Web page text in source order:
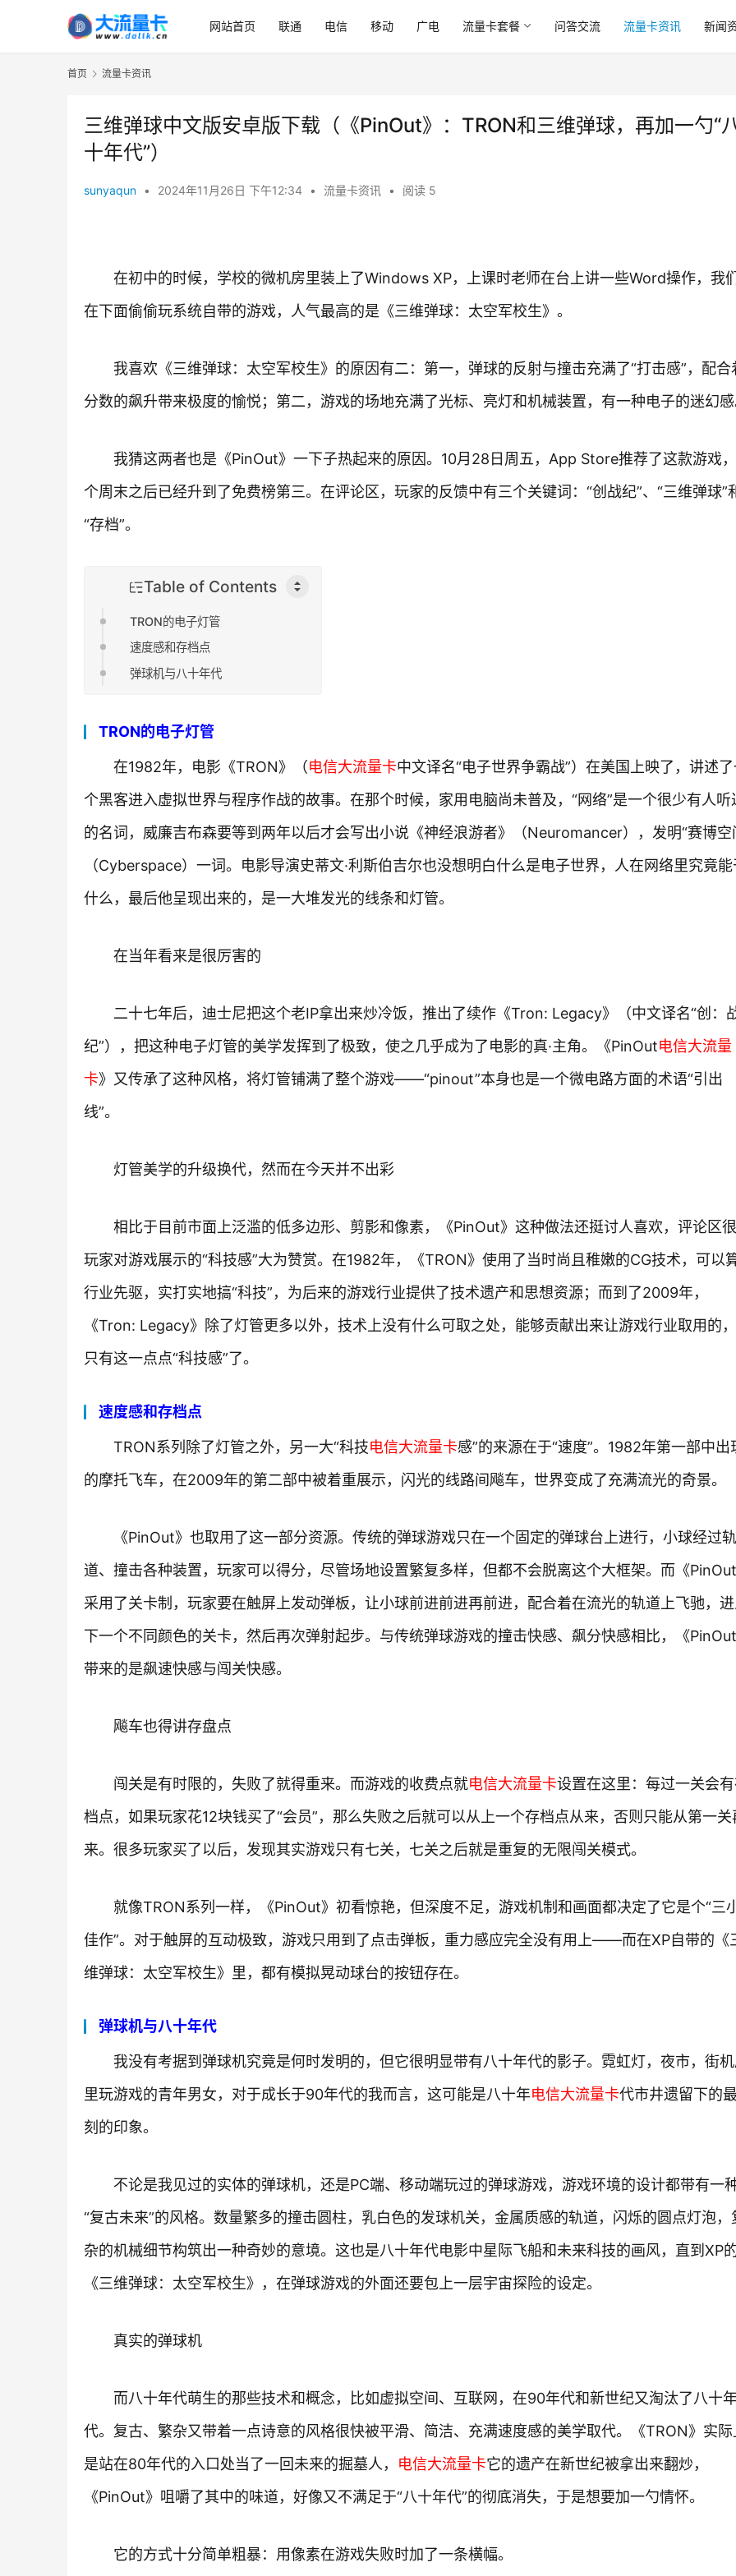
网站首页 联通 电信 移动 广电 流量卡套餐 问答交流 流量卡资讯 新闻
首页 流量卡资讯
三维弹球中文版安卓版下载（《PinOut》：TRON和三维弹球，再加一勺“
十年代”）
sunyaqun • 2024年11月26日 下午12:34 • 流量卡资讯 • 阅读 5
在初中的时候，学校的微机房里装上了Windows XP，上课时老师在台上讲一些Word操作，我
在下面偷偷玩系统自带的游戏，人气最高的是《三维弹球：太空军校生》。
我喜欢《三维弹球：太空军校生》的原因有二：第一，弹球的反射与撞击充满了“打击感”，配合
分数的飙升带来极度的愉悦；第二，游戏的场地充满了光标、亮灯和机械装置，有一种电子的迷幻感
我猜这两者也是《PinOut》一下子热起来的原因。10月28日周五，App Store推荐了这款游戏
个周末之后已经升到了免费榜第三。在评论区，玩家的反馈中有三个关键词：“创战纪”、“三维弹球”
“存档”。
Table of Contents
TRON的电子灯管
速度感和存档点
弹球机与八十年代
TRON的电子灯管
在1982年，电影《TRON》（电信大流量卡中文译名“电子世界争霸战”）在美国上映了，讲述
个黑客进入虚拟世界与程序作战的故事。在那个时候，家用电脑尚未普及，“网络”是一个很少有人听
的名词，威廉吉布森要等到两年以后才会写出小说《神经浪游者》（Neuromancer），发明“赛博空
（Cyberspace）一词。电影导演史蒂文·利斯伯吉尔也没想明白什么是电子世界，人在网络里究竟能
什么，最后他呈现出来的，是一大堆发光的线条和灯管。
在当年看来是很厉害的
二十七年后，迪士尼把这个老IP拿出来炒冷饭，推出了续作《Tron: Legacy》（中文译名“创：
纪”），把这种电子灯管的美学发挥到了极致，使之几乎成为了电影的真·主角。《PinOut电信大流量
卡》又传承了这种风格，将灯管铺满了整个游戏——“pinout”本身也是一个微电路方面的术语“引出
线”。
灯管美学的升级换代，然而在今天并不出彩
相比于目前市面上泛滥的低多边形、剪影和像素，《PinOut》这种做法还挺讨人喜欢，评论区
玩家对游戏展示的“科技感”大为赞赏。在1982年，《TRON》使用了当时尚且稚嫩的CG技术，可以
行业先驱，实打实地搞“科技”，为后来的游戏行业提供了技术遗产和思想资源；而到了2009年，
《Tron: Legacy》除了灯管更多以外，技术上没有什么可取之处，能够贡献出来让游戏行业取用的
只有这一点点“科技感”了。
速度感和存档点
TRON系列除了灯管之外，另一大“科技电信大流量卡感”的来源在于“速度”。1982年第一部中出
的摩托飞车，在2009年的第二部中被着重展示，闪光的线路间飚车，世界变成了充满流光的奇景。
《PinOut》也取用了这一部分资源。传统的弹球游戏只在一个固定的弹球台上进行，小球经过轨
道、撞击各种装置，玩家可以得分，尽管场地设置繁复多样，但都不会脱离这个大框架。而《PinOut
采用了关卡制，玩家要在触屏上发动弹板，让小球前进前进再前进，配合着在流光的轨道上飞驰，
下一个不同颜色的关卡，然后再次弹射起步。与传统弹球游戏的撞击快感、飙分快感相比，《PinOut
带来的是飙速快感与闯关快感。
飚车也得讲存盘点
闯关是有时限的，失败了就得重来。而游戏的收费点就电信大流量卡设置在这里：每过一关会
档点，如果玩家花12块钱买了“会员”，那么失败之后就可以从上一个存档点从来，否则只能从第一关
来。很多玩家买了以后，发现其实游戏只有七关，七关之后就是重复的无限闯关模式。
就像TRON系列一样，《PinOut》初看惊艳，但深度不足，游戏机制和画面都决定了它是个“三
佳作”。对于触屏的互动极致，游戏只用到了点击弹板，重力感应完全没有用上——而在XP自带的《
维弹球：太空军校生》里，都有模拟晃动球台的按钮存在。
弹球机与八十年代
我没有考据到弹球机究竟是何时发明的，但它很明显带有八十年代的影子。霓虹灯，夜市，街
里玩游戏的青年男女，对于成长于90年代的我而言，这可能是八十年电信大流量卡代市井遗留下的
刻的印象。
不论是我见过的实体的弹球机，还是PC端、移动端玩过的弹球游戏，游戏环境的设计都带有一
“复古未来”的风格。数量繁多的撞击圆柱，乳白色的发球机关，金属质感的轨道，闪烁的圆点灯泡，
杂的机械细节构筑出一种奇妙的意境。这也是八十年代电影中星际飞船和未来科技的画风，直到XP
《三维弹球：太空军校生》，在弹球游戏的外面还要包上一层宇宙探险的设定。
真实的弹球机
而八十年代萌生的那些技术和概念，比如虚拟空间、互联网，在90年代和新世纪又淘汰了八十
代。复古、繁杂又带着一点诗意的风格很快被平滑、简洁、充满速度感的美学取代。《TRON》实际
是站在80年代的入口处当了一回未来的掘墓人， 电信大流量卡它的遗产在新世纪被拿出来翻炒，
《PinOut》咀嚼了其中的味道，好像又不满足于“八十年代”的彻底消失，于是想要加一勺情怀。
它的方式十分简单粗暴：用像素在游戏失败时加了一条横幅。